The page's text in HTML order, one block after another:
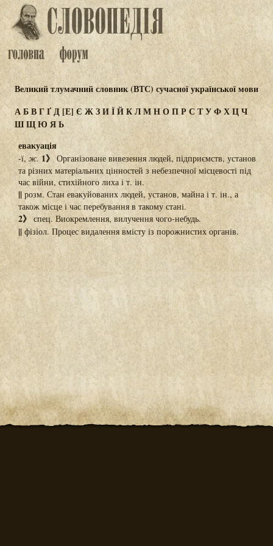
Великий тлумачний словник (ВТС) сучасної української мови
АБВГҐД[Е] Є ЖЗИЇЙКЛМНОПР СТУФХЦЧ
ШЩЮЯЬ
евакуація
-ї, ж. 1》 Організоване вивезення людей, підприємств, установ
та різних матеріальних цінностей з небезпечної місцевості під
час війни, стихійного лиха і т. ін.
|| розм. Стан евакуйованих людей, установ, майна і т. ін., а
також місце і час перебування в такому стані.
2》 спец. Виокремлення, вилучення чого-небудь.
||фізіол. Процес видалення вмісту із порожнистих органів.